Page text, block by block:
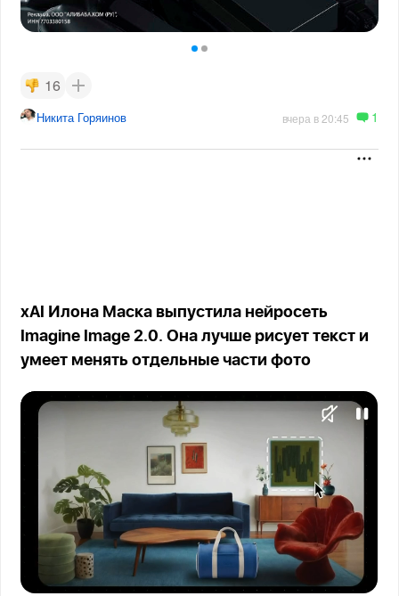
16
Никита Горяинов вчера в 20:45 1
xAI Илона Маска выпустила нейросеть
Imagine Image 2.0. Она лучше рисует текст и
умеет менять отдельные части фото